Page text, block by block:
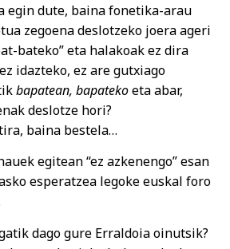
egin dute, baina fonetika-arau
zegoena deslotzeko joera ageri
bateko” eta halakoak ez dira
idazteko, ez are gutxiago
bapatean, bapatekoeta abar,
deslotze hori?
baina bestela…
egitean “ez azkenengo” esan
esperatzea legoke euskal foro
dago gure Erraldoia oinutsik?